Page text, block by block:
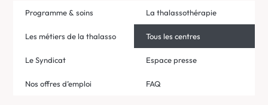
Programme & soins
Les métiers de la thalasso
Le Syndicat
Nos offres d’emploi
La thalassothérapie
Tous les centres
Espace presse
FAQ